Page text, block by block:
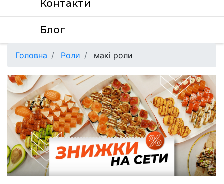
Контакти
Блог
Головна Роли макі роли